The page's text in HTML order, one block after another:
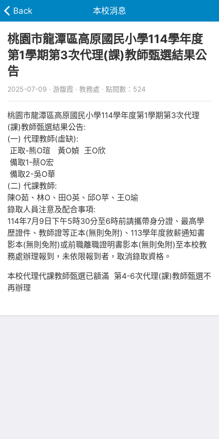
Back 本校消息
桃園市龍潭區高原國民小學114學年度
第1學期第3次代理(課)教師甄選結果公
告
2025-07-09 · 游馥霞 · 教務處 · 點閱數：524
桃園市龍潭區高原國民小學114學年度第1學期第3次代理
(課)教師甄選結果公告:
(一) 代理教師(虛缺):
正取-熊O瑄 黃O媜 王O欣
備取1-蔡O宏
備取2-吳O華
(二) 代課教師:
陳O茹、林O、田O英、邱O苹、王O瑜
錄取人員注意及配合事項:
114年7月9日下午5時30分至6時前請攜帶身分證、最高學
歷證件、教師證等正本(無則免附)、113學年度敘薪通知書
影本(無則免附)或前職離職證明書影本(無則免附)至本校教
務處辦理報到，未依限報到者，取消錄取資格。
本校代理代課教師甄選已額滿 第4-6次代理(課)教師甄選不
再辦理